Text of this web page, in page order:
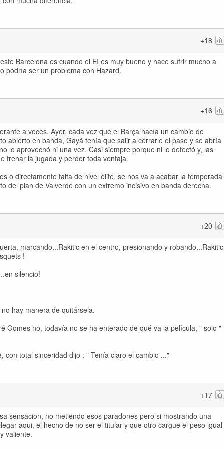
+18
Barcelona es cuando el EI es muy bueno y hace sufrir mucho a
podría ser un problema con Hazard.
+16
a veces. Ayer, cada vez que el Barça hacía un cambio de
abierto en banda, Gayá tenía que salir a cerrarle el paso y se abría
lo aprovechó ni una vez. Casi siempre porque ni lo detectó y, las
frenar la jugada y perder toda ventaja.
o directamente falta de nivel élite, se nos va a acabar la temporada
del plan de Valverde con un extremo incisivo en banda derecha.
+20
marcando...Rakitic en el centro, presionando y robando...Rakitic
!
silencio!
hay manera de quitársela.
Gomes no, todavía no se ha enterado de qué va la película, " solo "
con total sinceridad dijo : " Tenía claro el cambio ..."
+17
sensacion, no metiendo esos paradones pero si mostrando una
aqui, el hecho de no ser el titular y que otro cargue el peso igual
valiente.